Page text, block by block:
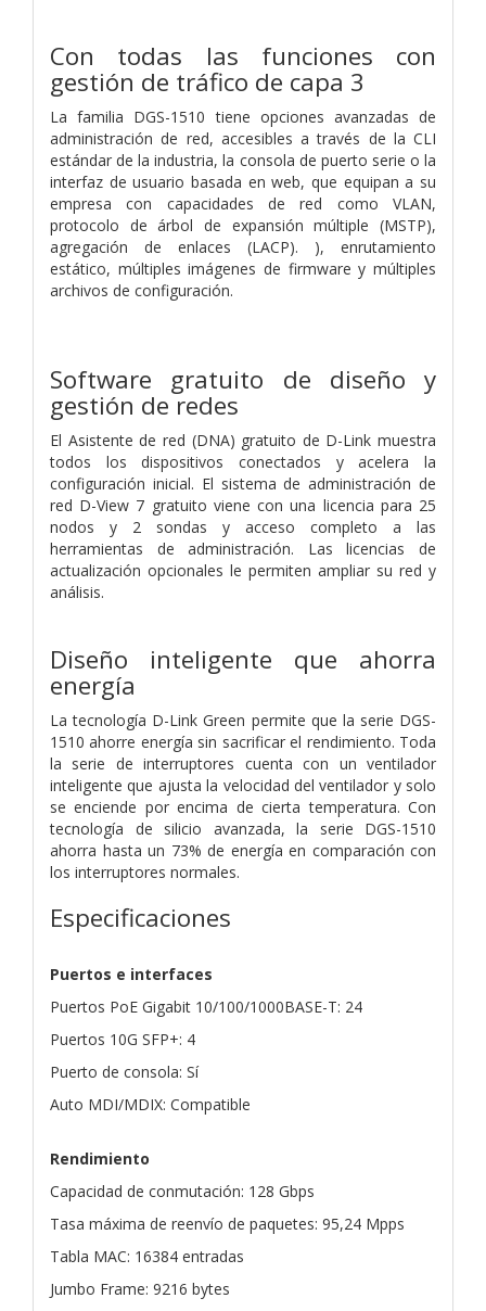
Con todas las funciones con
gestión de tráfico de capa 3
La familia DGS-1510 tiene opciones avanzadas de
administración de red, accesibles a través de la CLI
estándar de la industria, la consola de puerto serie o la
interfaz de usuario basada en web, que equipan a su
empresa con capacidades de red como VLAN,
protocolo de árbol de expansión múltiple (MSTP),
agregación de enlaces (LACP). ), enrutamiento
estático, múltiples imágenes de firmware y múltiples
archivos de configuración.
Software gratuito de diseño y
gestión de redes
El Asistente de red (DNA) gratuito de D-Link muestra
todos los dispositivos conectados y acelera la
configuración inicial. El sistema de administración de
red D-View 7 gratuito viene con una licencia para 25
nodos y 2 sondas y acceso completo a las
herramientas de administración. Las licencias de
actualización opcionales le permiten ampliar su red y
análisis.
Diseño inteligente que ahorra
energía
La tecnología D-Link Green permite que la serie DGS-
1510 ahorre energía sin sacrificar el rendimiento. Toda
la serie de interruptores cuenta con un ventilador
inteligente que ajusta la velocidad del ventilador y solo
se enciende por encima de cierta temperatura. Con
tecnología de silicio avanzada, la serie DGS-1510
ahorra hasta un 73% de energía en comparación con
los interruptores normales.
Especificaciones
Puertos e interfaces
Puertos PoE Gigabit 10/100/1000BASE-T: 24
Puertos 10G SFP+: 4
Puerto de consola: Sí
Auto MDI/MDIX: Compatible
Rendimiento
Capacidad de conmutación: 128 Gbps
Tasa máxima de reenvío de paquetes: 95,24 Mpps
Tabla MAC: 16384 entradas
Jumbo Frame: 9216 bytes